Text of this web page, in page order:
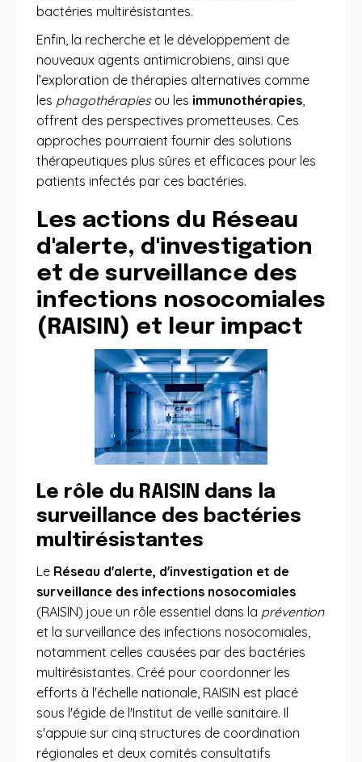
bactéries multirésistantes.
Enfin, la recherche et le développement de
nouveaux agents antimicrobiens, ainsi que
l’exploration de thérapies alternatives comme
les phagothérapiesou les immunothérapies,
offrent des perspectives prometteuses. Ces
approches pourraient fournir des solutions
thérapeutiques plus sûres et efficaces pour les
patients infectés par ces bactéries.
Les actions du Réseau
d'alerte, d'investigation
et de surveillance des
infections nosocomiales
(RAISIN) et leur impact
Le rôle du RAISIN dans la
surveillance des bactéries
multirésistantes
Le Réseau d'alerte, d'investigation et de
surveillance des infections nosocomiales
(RAISIN) joue un rôle essentiel dans la prévention
et la surveillance des infections nosocomiales,
notamment celles causées par des bactéries
multirésistantes. Créé pour coordonner les
efforts à l'échelle nationale, RAISIN est placé
sous l'égide de l'Institut de veille sanitaire. Il
s'appuie sur cinq structures de coordination
régionales et deux comités consultatifs